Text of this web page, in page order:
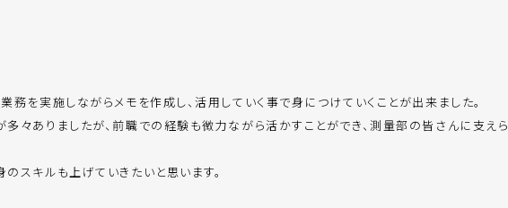
を実施しながらメモを作成し、活用していく事で身につけていくことが出来ました。
々ありましたが、前職での経験も微力ながら活かすことができ、測量部の皆さんに支えら
スキルも上げていきたいと思います。